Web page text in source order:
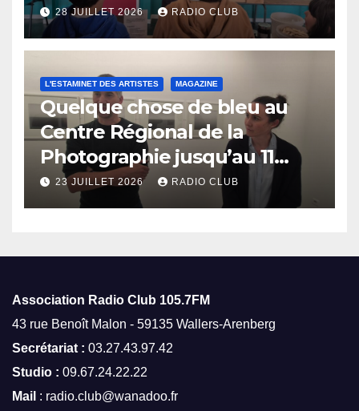
28 JUILLET 2026 RADIO CLUB
L'ESTAMINET DES ARTISTES MAGAZINE
Quelque chose de bleu au
Centre Régional de la
Photographie jusqu’au 11
octobre
23 JUILLET 2026 RADIO CLUB
Association Radio Club 105.7FM
43 rue Benoît Malon - 59135 Wallers-Arenberg
Secrétariat : 03.27.43.97.42
Studio : 09.67.24.22.22
Mail : radio.club@wanadoo.fr